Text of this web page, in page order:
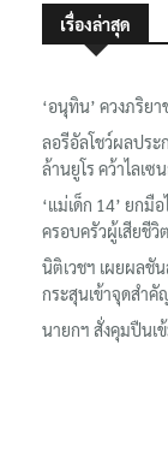
เรื่องล่าสุด
‘อนุทิน’ ควงภริย
ลอรีอัลโชว์ผลประ
ล้านยูโร คว้าไลเ
‘แม่เด็ก 14’ ยกมื
ครอบครัวผู้เสียชีวิต
นิติเวชฯ เผยผลชัน
กระสุนเข้าจุดสำ
นายกฯ สั่งคุมปืนเ